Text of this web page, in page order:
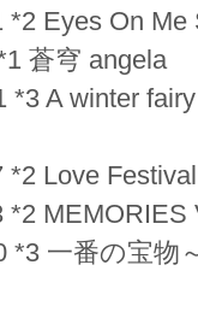
Eyes On Me
蒼穹 angela
*3 A winter
*2 Love
MEMORIES
*3 一番の宝物